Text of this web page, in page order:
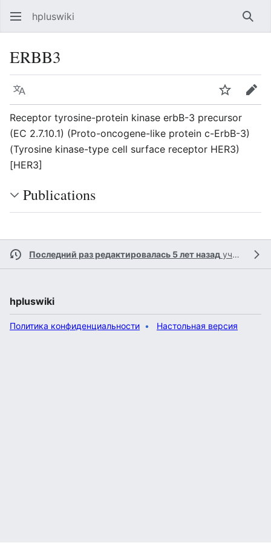
hpluswiki
ERBB3
Язык Следить
Receptor tyrosine-protein kinase erbB-3 precursor
(EC 2.7.10.1) (Proto-oncogene-like protein c-ErbB-3)
(Tyrosine kinase-type cell surface receptor HER3)
[HER3]
Publications
Последний раз редактировалась 5 лет назад участником
hpluswiki
Политика конфиденциальности Настольная версия